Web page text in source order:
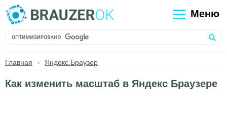
Меню
Главная Яндекс.Браузер
Как изменить масштаб в Яндекс Браузере